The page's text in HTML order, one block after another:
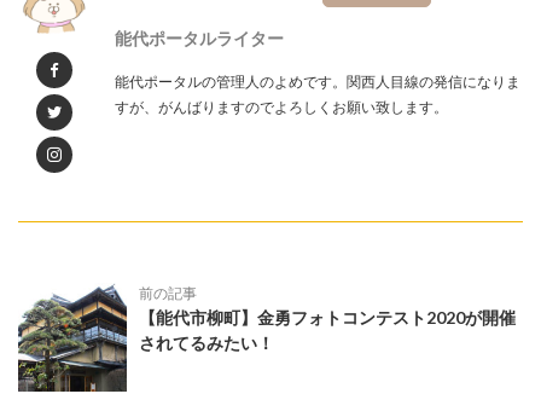
能代ポータルライター
能代ポータルの管理人のよめです。関西人目線の発信になりま
すが、がんばりますのでよろしくお願い致します。
前の記事
【能代市柳町】金勇フォトコンテスト2020が開催
されてるみたい！